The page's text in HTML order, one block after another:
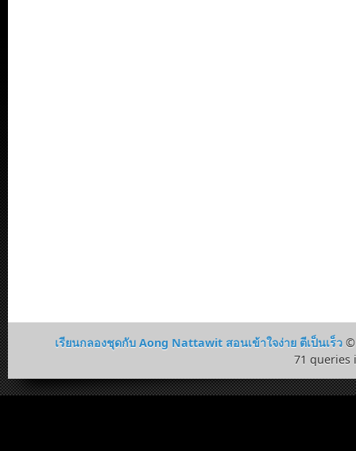
เรียนกลองชุดกับ Aong Nattawit สอนเข้าใจง่าย ตีเป็นเร็ว©
71 queries